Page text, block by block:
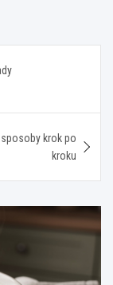
krok po
kroku